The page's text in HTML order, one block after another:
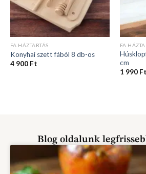
FA HÁZTARTÁS
Konyhai szett fából 8 db-os
4 900 Ft
FA
cm
1 990 Ft
Blog oldalunk